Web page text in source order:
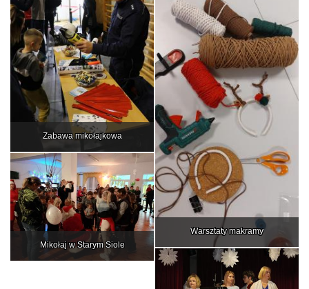
Warsztaty makramy
Mikołaj w Starym Siole
Zabawa mikołajkowa